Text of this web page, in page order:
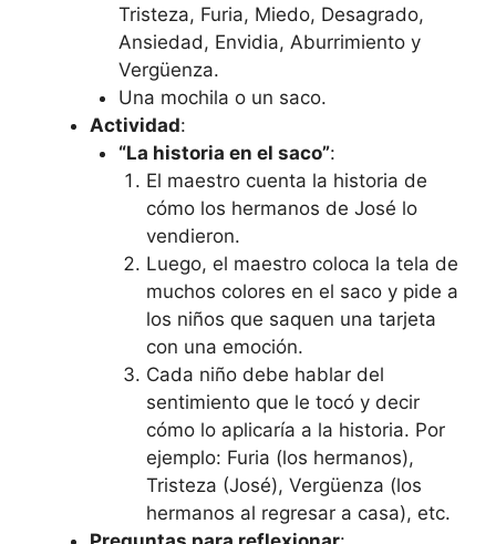
Tristeza, Furia, Miedo, Desagrado,
Ansiedad, Envidia, Aburrimiento y
Vergüenza.
Una mochila o un saco.
Actividad:
“La historia en el saco”:
El maestro cuenta la historia de
cómo los hermanos de José lo
vendieron.
Luego, el maestro coloca la tela de
muchos colores en el saco y pide a
los niños que saquen una tarjeta
con una emoción.
Cada niño debe hablar del
sentimiento que le tocó y decir
cómo lo aplicaría a la historia. Por
ejemplo: Furia (los hermanos),
Tristeza (José), Vergüenza (los
hermanos al regresar a casa), etc.